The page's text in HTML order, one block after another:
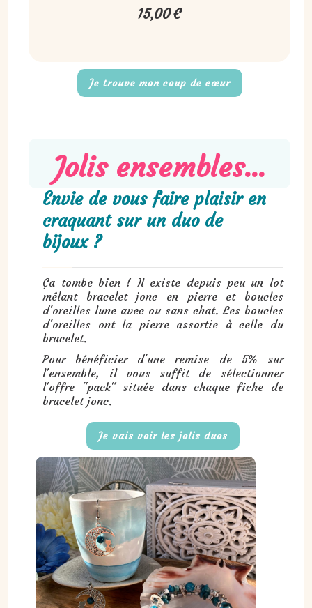
15,00€
Je trouve mon coup de cœur
Jolis ensembles...
Envie de vous faire plaisir en
craquant sur un duo de
bijoux ?
Ça tombe bien ! Il existe depuis peu un lot
mêlant bracelet jonc en pierre et boucles
d'oreilles lune avec ou sans chat. Les boucles
d'oreilles ont la pierre assortie à celle du
bracelet.
Pour bénéficier d'une remise de 5% sur
l'ensemble, il vous suffit de sélectionner
l'offre "pack" située dans chaque fiche de
bracelet jonc.
Je vais voir les jolis duos